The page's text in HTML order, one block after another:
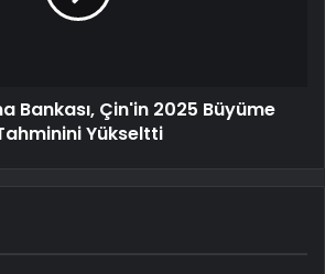
Bankası, Çin'in 2025 Büyüme
Yükseltti